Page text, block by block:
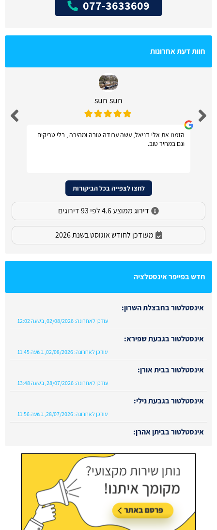
077-3633609
חוות דעת אחרונות
sun sun
הזמנו את אלי דניאל, עשה עבודה טובה ומהירה , בלי טריקים
וגם במחיר טוב.
לחצו לצפייה בכל הביקורות
דירוג ממוצע 4.6 לפי 93 דירוגים
מעודכן לחודש אוגוסט בשנת 2026
חדש בפייפר אינסטלציה
אינסטלטור בחבצלת השרון:
עודכן לאחרונה: 02/08/2026, בשעה 12:02
אינסטלטור בגבעת שפירא:
עודכן לאחרונה: 02/08/2026, בשעה 11:45
אינסטלטור בבית אורן:
עודכן לאחרונה: 28/07/2026, בשעה 13:48
אינסטלטור בגבעת נילי:
עודכן לאחרונה: 28/07/2026, בשעה 11:56
אינסטלטור בביתן אהרן: